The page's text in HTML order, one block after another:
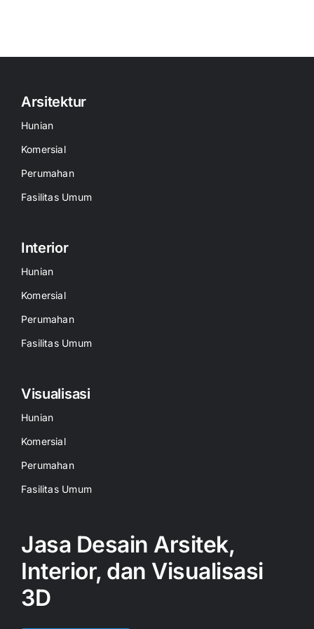
Arsitektur
Hunian
Komersial
Perumahan
Fasilitas Umum
Interior
Hunian
Komersial
Perumahan
Fasilitas Umum
Visualisasi
Hunian
Komersial
Perumahan
Fasilitas Umum
Jasa Desain Arsitek,
Interior, dan Visualisasi
3D